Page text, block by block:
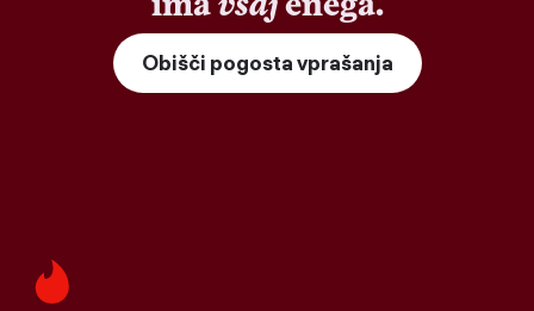
Obišči pogosta vprašanja